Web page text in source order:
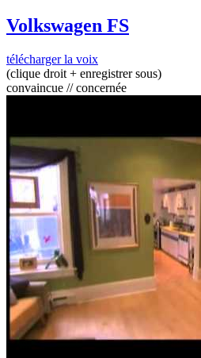
Volkswagen FS
télécharger la voix
(clique droit + enregistrer sous)
convaincue // concernée